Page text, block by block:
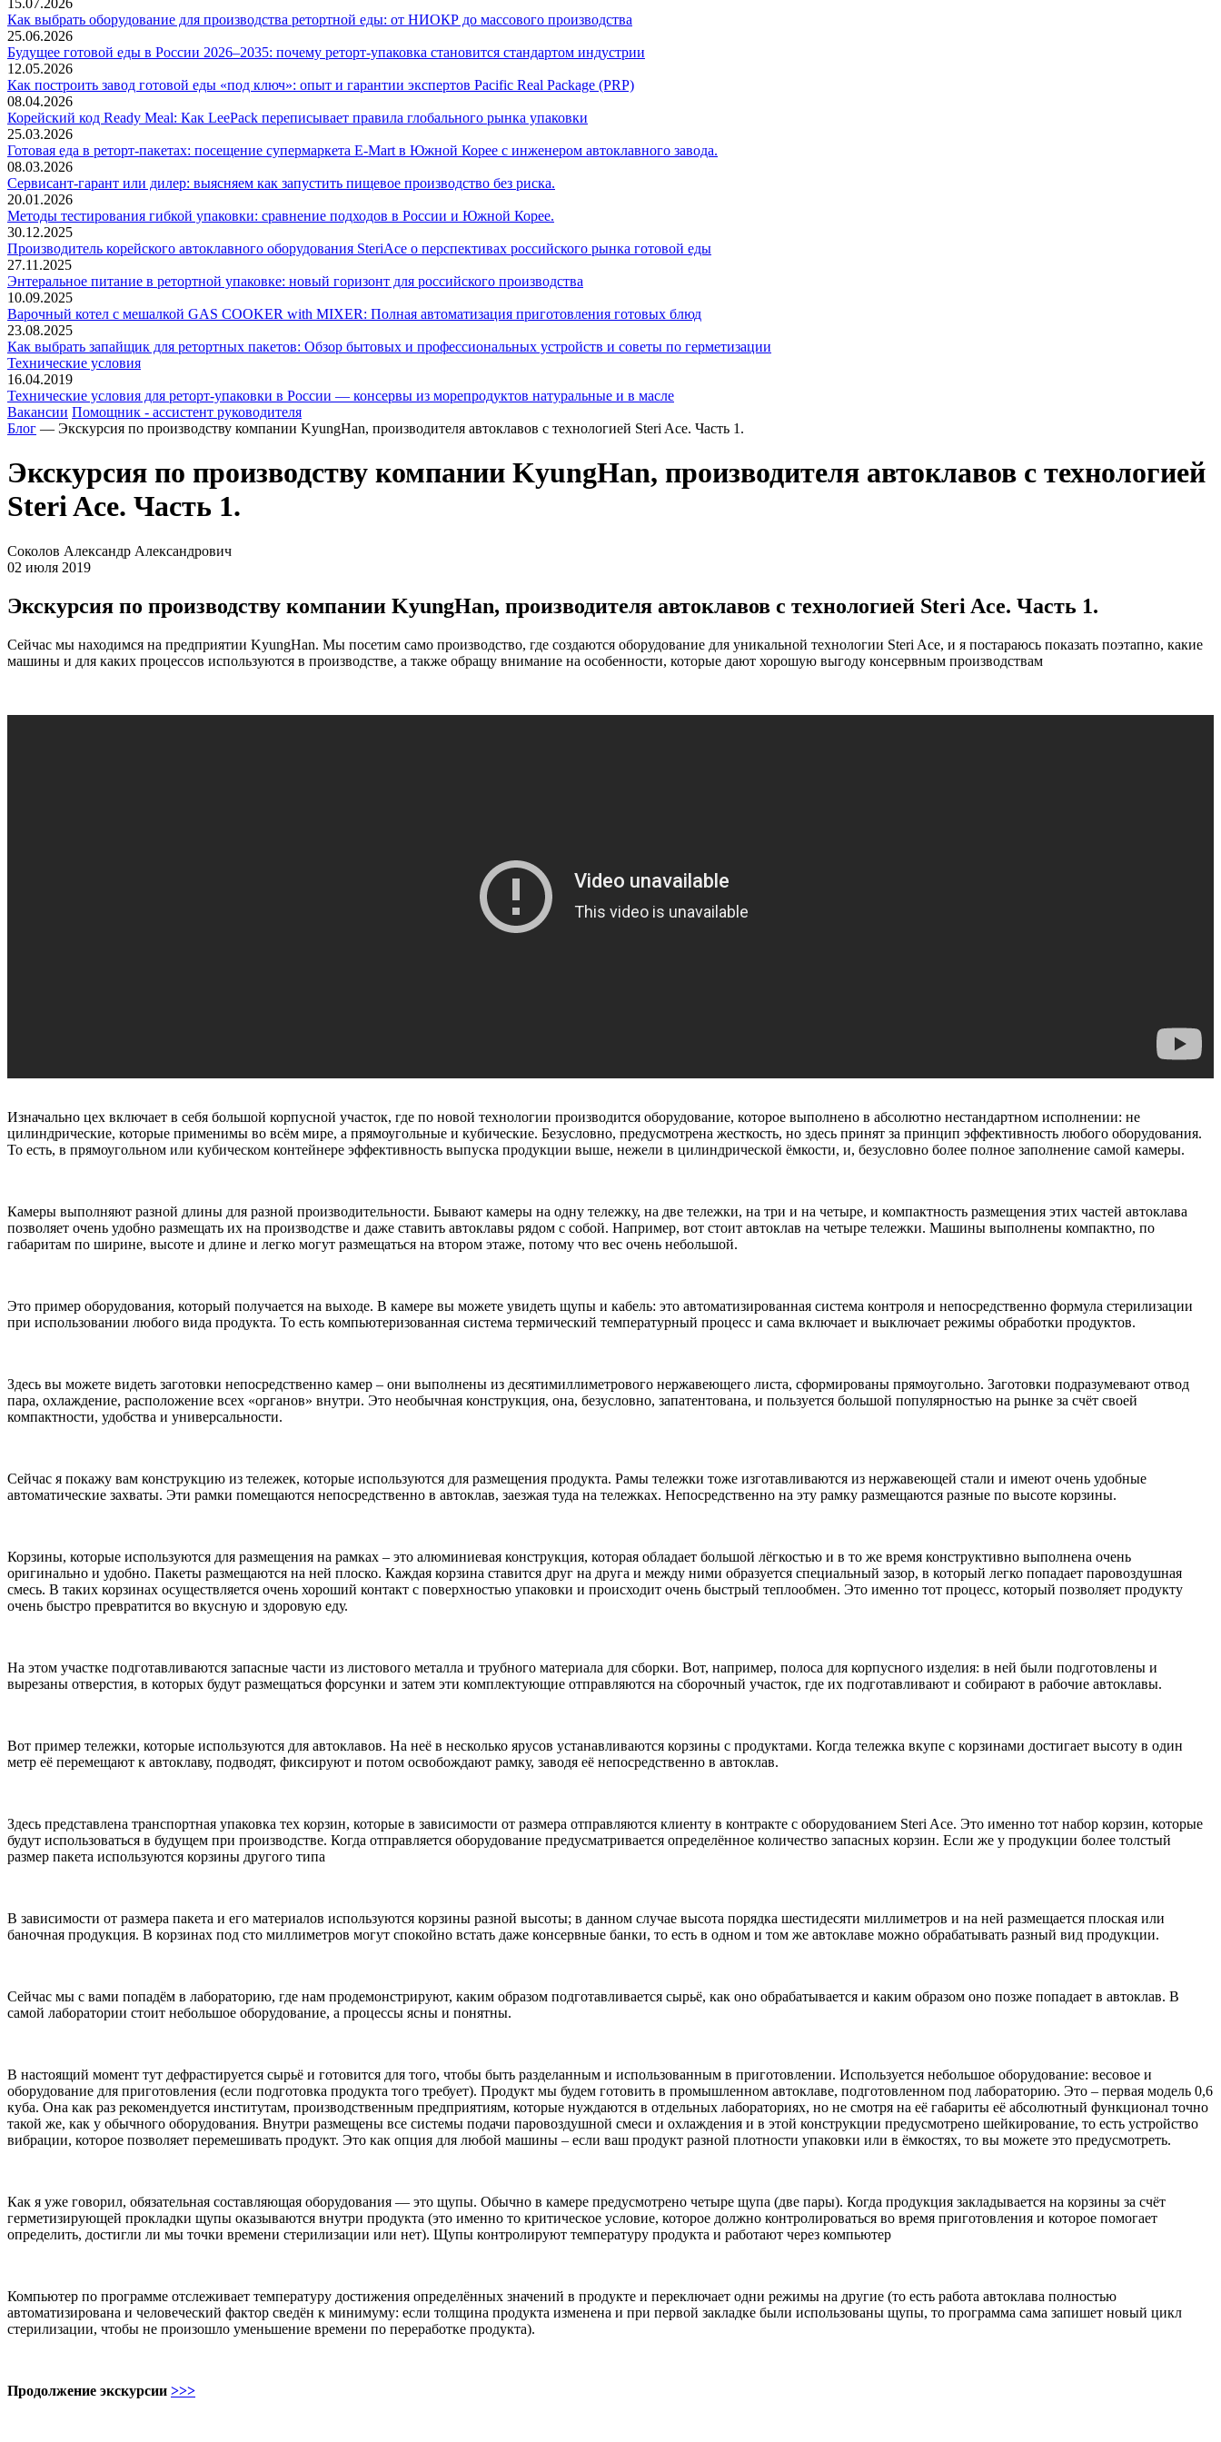
15.07.2026
Как выбрать оборудование для производства ретортной еды: от НИОКР до массового производства
25.06.2026
Будущее готовой еды в России 2026–2035: почему реторт-упаковка становится стандартом индустрии
12.05.2026
Как построить завод готовой еды «под ключ»: опыт и гарантии экспертов Pacific Real Package (PRP)
08.04.2026
Корейский код Ready Meal: Как LeePack переписывает правила глобального рынка упаковки
25.03.2026
Готовая еда в реторт-пакетах: посещение супермаркета E-Mart в Южной Корее с инженером автоклавного завода.
08.03.2026
Сервисант-гарант или дилер: выясняем как запустить пищевое производство без риска.
20.01.2026
Методы тестирования гибкой упаковки: сравнение подходов в России и Южной Корее.
30.12.2025
Производитель корейского автоклавного оборудования SteriAce о перспективах российского рынка готовой еды
27.11.2025
Энтеральное питание в ретортной упаковке: новый горизонт для российского производства
10.09.2025
Варочный котел с мешалкой GAS COOKER with MIXER: Полная автоматизация приготовления готовых блюд
23.08.2025
Как выбрать запайщик для ретортных пакетов: Обзор бытовых и профессиональных устройств и советы по герметизации
Технические условия
16.04.2019
Технические условия для реторт-упаковки в России — консервы из морепродуктов натуральные и в масле
Вакансии Помощник - ассистент руководителя
Блог — Экскурсия по производству компании KyungHan, производителя автоклавов с технологией Steri Ace. Часть 1.
Экскурсия по производству компании KyungHan, производителя автоклавов с технологией
Steri Ace. Часть 1.
Соколов Александр Александрович
02 июля 2019
Экскурсия по производству компании KyungHan, производителя автоклавов с технологией Steri Ace. Часть 1.
Сейчас мы находимся на предприятии KyungHan. Мы посетим само производство, где создаются оборудование для уникальной технологии Steri Ace, и я постараюсь показать поэтапно, какие
машины и для каких процессов используются в производстве, а также обращу внимание на особенности, которые дают хорошую выгоду консервным производствам
Изначально цех включает в себя большой корпусной участок, где по новой технологии производится оборудование, которое выполнено в абсолютно нестандартном исполнении: не
цилиндрические, которые применимы во всём мире, а прямоугольные и кубические. Безусловно, предусмотрена жесткость, но здесь принят за принцип эффективность любого оборудования.
То есть, в прямоугольном или кубическом контейнере эффективность выпуска продукции выше, нежели в цилиндрической ёмкости, и, безусловно более полное заполнение самой камеры.
Камеры выполняют разной длины для разной производительности. Бывают камеры на одну тележку, на две тележки, на три и на четыре, и компактность размещения этих частей автоклава
позволяет очень удобно размещать их на производстве и даже ставить автоклавы рядом с собой. Например, вот стоит автоклав на четыре тележки. Машины выполнены компактно, по
габаритам по ширине, высоте и длине и легко могут размещаться на втором этаже, потому что вес очень небольшой.
Это пример оборудования, который получается на выходе. В камере вы можете увидеть щупы и кабель: это автоматизированная система контроля и непосредственно формула стерилизации
при использовании любого вида продукта. То есть компьютеризованная система термический температурный процесс и сама включает и выключает режимы обработки продуктов.
Здесь вы можете видеть заготовки непосредственно камер – они выполнены из десятимиллиметрового нержавеющего листа, сформированы прямоугольно. Заготовки подразумевают отвод
пара, охлаждение, расположение всех «органов» внутри. Это необычная конструкция, она, безусловно, запатентована, и пользуется большой популярностью на рынке за счёт своей
компактности, удобства и универсальности.
Сейчас я покажу вам конструкцию из тележек, которые используются для размещения продукта. Рамы тележки тоже изготавливаются из нержавеющей стали и имеют очень удобные
автоматические захваты. Эти рамки помещаются непосредственно в автоклав, заезжая туда на тележках. Непосредственно на эту рамку размещаются разные по высоте корзины.
Корзины, которые используются для размещения на рамках – это алюминиевая конструкция, которая обладает большой лёгкостью и в то же время конструктивно выполнена очень
оригинально и удобно. Пакеты размещаются на ней плоско. Каждая корзина ставится друг на друга и между ними образуется специальный зазор, в который легко попадает паровоздушная
смесь. В таких корзинах осуществляется очень хороший контакт с поверхностью упаковки и происходит очень быстрый теплообмен. Это именно тот процесс, который позволяет продукту
очень быстро превратится во вкусную и здоровую еду.
На этом участке подготавливаются запасные части из листового металла и трубного материала для сборки. Вот, например, полоса для корпусного изделия: в ней были подготовлены и
вырезаны отверстия, в которых будут размещаться форсунки и затем эти комплектующие отправляются на сборочный участок, где их подготавливают и собирают в рабочие автоклавы.
Вот пример тележки, которые используются для автоклавов. На неё в несколько ярусов устанавливаются корзины с продуктами. Когда тележка вкупе с корзинами достигает высоту в один
метр её перемещают к автоклаву, подводят, фиксируют и потом освобождают рамку, заводя её непосредственно в автоклав.
Здесь представлена транспортная упаковка тех корзин, которые в зависимости от размера отправляются клиенту в контракте с оборудованием Steri Ace. Это именно тот набор корзин, которые
будут использоваться в будущем при производстве. Когда отправляется оборудование предусматривается определённое количество запасных корзин. Если же у продукции более толстый
размер пакета используются корзины другого типа
В зависимости от размера пакета и его материалов используются корзины разной высоты; в данном случае высота порядка шестидесяти миллиметров и на ней размещается плоская или
баночная продукция. В корзинах под сто миллиметров могут спокойно встать даже консервные банки, то есть в одном и том же автоклаве можно обрабатывать разный вид продукции.
Сейчас мы с вами попадём в лабораторию, где нам продемонстрируют, каким образом подготавливается сырьё, как оно обрабатывается и каким образом оно позже попадает в автоклав. В
самой лаборатории стоит небольшое оборудование, а процессы ясны и понятны.
В настоящий момент тут дефрастируется сырьё и готовится для того, чтобы быть разделанным и использованным в приготовлении. Используется небольшое оборудование: весовое и
оборудование для приготовления (если подготовка продукта того требует). Продукт мы будем готовить в промышленном автоклаве, подготовленном под лабораторию. Это – первая модель 0,6
куба. Она как раз рекомендуется институтам, производственным предприятиям, которые нуждаются в отдельных лабораториях, но не смотря на её габариты её абсолютный функционал точно
такой же, как у обычного оборудования. Внутри размещены все системы подачи паровоздушной смеси и охлаждения и в этой конструкции предусмотрено шейкирование, то есть устройство
вибрации, которое позволяет перемешивать продукт. Это как опция для любой машины – если ваш продукт разной плотности упаковки или в ёмкостях, то вы можете это предусмотреть.
Как я уже говорил, обязательная составляющая оборудования — это щупы. Обычно в камере предусмотрено четыре щупа (две пары). Когда продукция закладывается на корзины за счёт
герметизирующей прокладки щупы оказываются внутри продукта (это именно то критическое условие, которое должно контролироваться во время приготовления и которое помогает
определить, достигли ли мы точки времени стерилизации или нет). Щупы контролируют температуру продукта и работают через компьютер
Компьютер по программе отслеживает температуру достижения определённых значений в продукте и переключает одни режимы на другие (то есть работа автоклава полностью
автоматизирована и человеческий фактор сведён к минимуму: если толщина продукта изменена и при первой закладке были использованы щупы, то программа сама запишет новый цикл
стерилизации, чтобы не произошло уменьшение времени по переработке продукта).
Продолжение экскурсии >>>